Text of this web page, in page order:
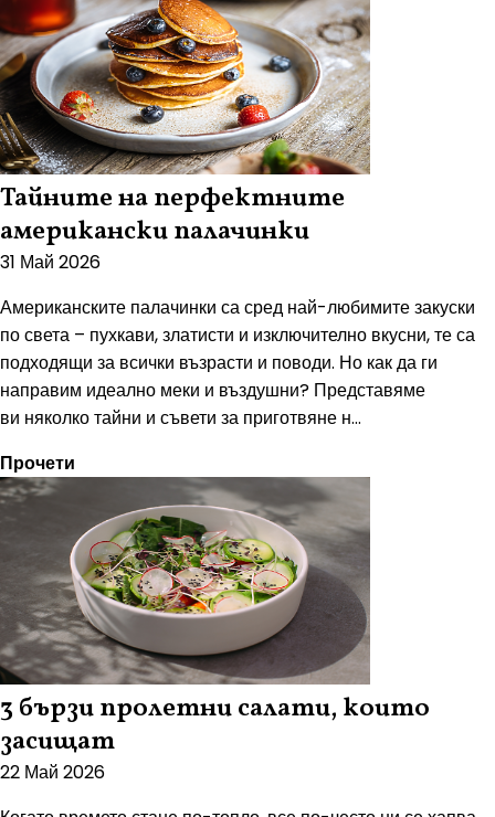
Тайните на перфектните
американски палачинки
31 Май 2026
Американските палачинки са сред най-любимите закуски
по света – пухкави, златисти и изключително вкусни, те са
подходящи за всички възрасти и поводи. Но как да ги
направим идеално меки и въздушни? Представяме
ви няколко тайни и съвети за приготвяне н...
Прочети
3 бързи пролетни салати, които
засищат
22 Май 2026